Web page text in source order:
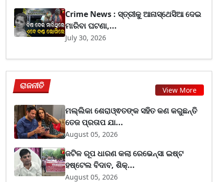
Crime News : ସ୍ତ୍ରୀକୁ ଆନାସ୍ଥେସିଆ ଦେଇ
ମାରିବା ଘଟଣା,...
July 30, 2026
ରାଜନୀତି View More
ମଲ୍ଲିକା ଶେରାଓ୍ଵତଙ୍କ ସହିତ କଣ କରୁଛନ୍ତି
ତେଜ ପ୍ରତାପ ଯା...
August 05, 2026
ଜଟିଳ ରୂପ ଧାରଣ କଲା ରେଭେନ୍ସା ଇଷ୍ଟ
ହଷ୍ଟେଲ ବିଦାବ, ଶିକ୍...
August 05, 2026